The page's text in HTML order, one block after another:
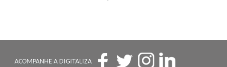
ACOMPANHE A DIGITALIZA